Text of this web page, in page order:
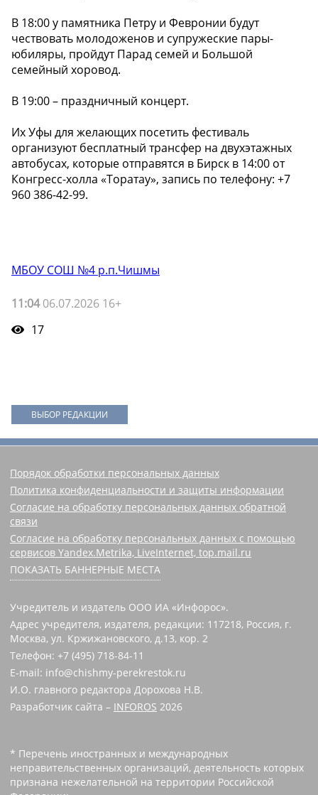
В 18:00 у памятника Петру и Февронии будут
чествовать молодоженов и супружеские пары-
юбиляры, пройдут Парад семей и Большой
семейный хоровод.
В 19:00 – праздничный концерт.
Их Уфы для желающих посетить фестиваль
организуют бесплатный трансфер на двухэтажных
автобусах, которые отправятся в Бирск в 14:00 от
Конгресс-холла «Торатау», запись по телефону: +7
960 386-42-99.
МБОУ СОШ №4 р.п.Чишмы
11:0406.07.2026 16+
17
ВЫБОР РЕДАКЦИИ
Порядок обработки персональных данных
Политика конфиденциальности и защиты информации
Согласие на обработку персональных данных обратной
связи
Согласие на обработку персональных данных с помощью
сервисов Yandex.Metrika, LiveInternet, top.mail.ru
ПОКАЗАТЬ БАННЕРНЫЕ МЕСТА
Учредитель и издатель ООО ИА «Инфорос».
Адрес учредителя, издателя, редакции: 117218, Россия, г.
Москва, ул. Кржижановского, д.13, кор. 2
Телефон: +7 (495) 718-84-11
E-mail: info@chishmy-perekrestok.ru
И.О. главного редактора Дорохова Н.В.
Разработчик сайта – INFOROS 2026
* Перечень иностранных и международных
неправительственных организаций, деятельность которых
признана нежелательной на территории Российской